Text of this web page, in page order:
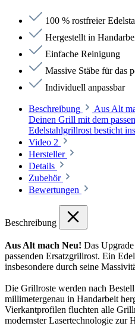
100 % rostfreier
Hergestellt in
Einfache Reinigung
Massive Stäbe für das
Individuell anpassbar
Beschreibung
Aus Alt
Deinen Grill mit dem
Edelstahlgrillrost besticht
Video 2
Hersteller
Details
Zubehör
Bewertungen
Beschreibung
Aus Alt mach Neu! Das
passenden Ersatzgrillrost. Ein
insbesondere durch seine
Die Grillroste werden nach
millimetergenau in Handarbeit
Vierkantprofilen fluchten alle
modernster Lasertechnologie zur